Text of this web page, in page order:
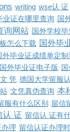
writing wse认 证
业证在哪里查询 国
询网站 国外学校
怎么下载 国外毕
外毕业证成绩单定
国外毕业证电子版
凭 德国大学留服
文凭真伪查询 本
服有什么区别
留信
认 证 留信认 证有
理 留信认证办理